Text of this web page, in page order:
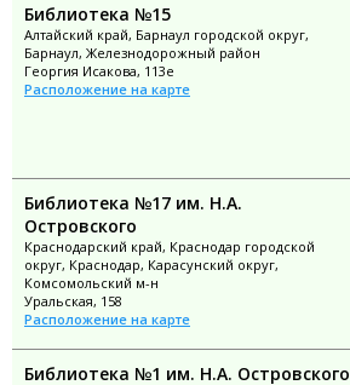
Библиотека №15
Алтайский край, Барнаул городской округ,
Барнаул, Железнодорожный район
Георгия Исакова, 113е
Расположение на карте
Библиотека №17 им. Н.А.
Островского
Краснодарский край, Краснодар городской
округ, Краснодар, Карасунский округ,
Комсомольский м-н
Уральская, 158
Расположение на карте
Библиотека №1 им. Н.А. Островского